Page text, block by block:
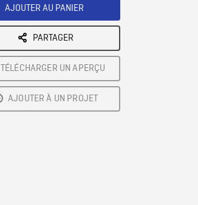
AJOUTER AU PANIER
PARTAGER
TÉLÉCHARGER UN APERÇU
AJOUTER À UN PROJET